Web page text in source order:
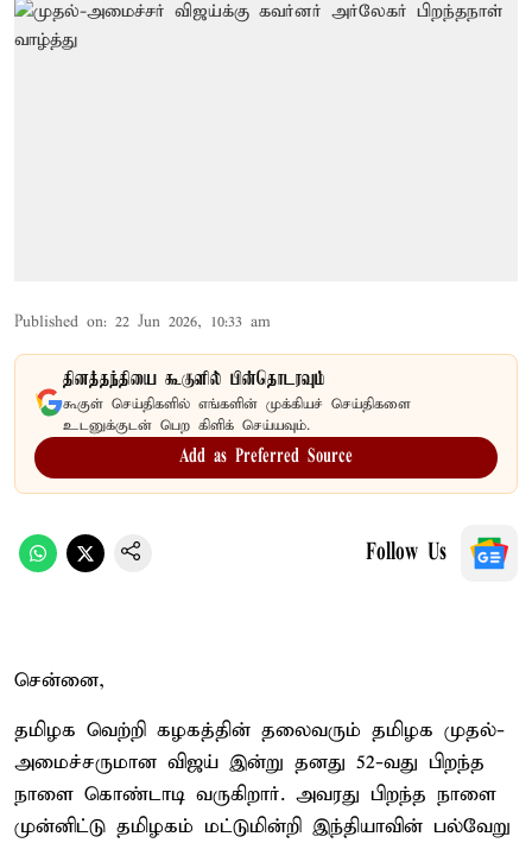
Published on: 22 Jun 2026, 10:33 am
தினத்தந்தியை கூகுளில் பின்தொடரவும்
கூகுள் செய்திகளில் எங்களின் முக்கியச் செய்திகளை
உடனுக்குடன் பெற கிளிக் செய்யவும்.
Add as Preferred Source
Follow Us
சென்னை,
தமிழக வெற்றி கழகத்தின் தலைவரும் தமிழக முதல்-
அமைச்சருமான விஜய் இன்று தனது 52-வது பிறந்த
நாளை கொண்டாடி வருகிறார். அவரது பிறந்த நாளை
முன்னிட்டு தமிழகம் மட்டுமின்றி இந்தியாவின் பல்வேறு